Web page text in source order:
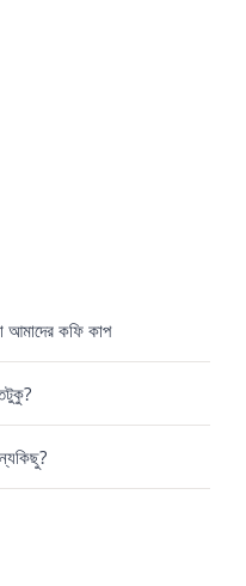
আমাদের কফি কাপ